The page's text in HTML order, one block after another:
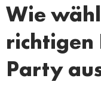
Wie
richtigen
Party